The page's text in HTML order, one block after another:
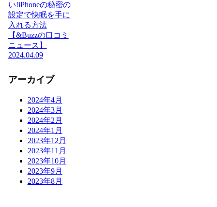
い!iPhoneの秘密の
設定で快眠を手に
入れる方法
【&Buzzの口コミ
ニュース】
2024.04.09
アーカイブ
2024年4月
2024年3月
2024年2月
2024年1月
2023年12月
2023年11月
2023年10月
2023年9月
2023年8月